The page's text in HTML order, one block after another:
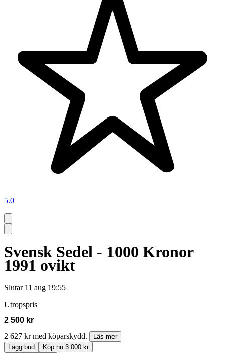
5.0
Svensk Sedel - 1000 Kronor
1991 ovikt
Slutar 11 aug 19:55
Utropspris
2 500 kr
2 627 kr med köparskydd.
Läs mer
Lägg bud
Köp nu 3 000 kr